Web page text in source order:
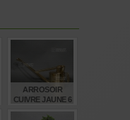
ARROSOIR
CUIVRE JAUNE 6